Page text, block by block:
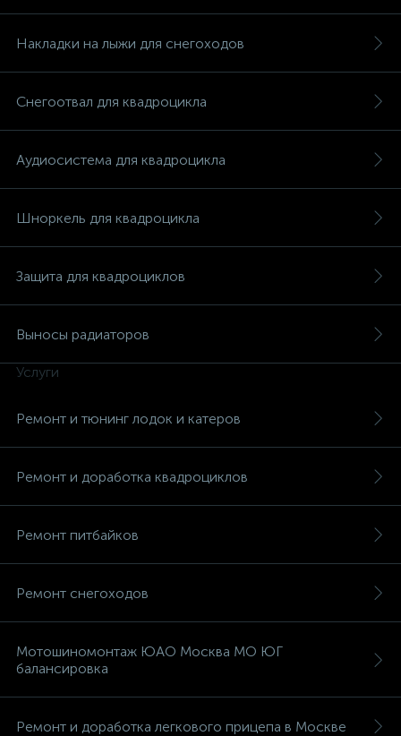
Накладки на лыжи для снегоходов
Снегоотвал для квадроцикла
Аудиосистема для квадроцикла
Шноркель для квадроцикла
Защита для квадроциклов
Выносы радиаторов
Услуги
Ремонт и тюнинг лодок и катеров
Ремонт и доработка квадроциклов
Ремонт питбайков
Ремонт снегоходов
Мотошиномонтаж ЮАО Москва МО ЮГ
балансировка
Ремонт и доработка легкового прицепа в Москве